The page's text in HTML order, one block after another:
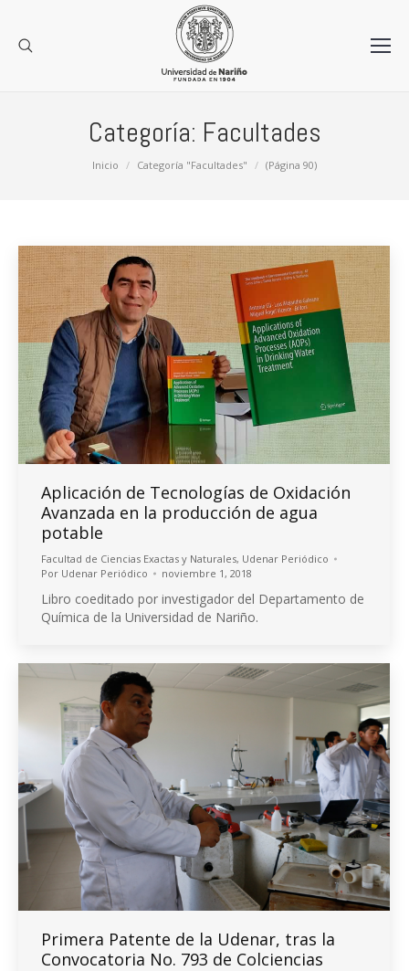
Categoría: Facultades
Inicio Categoría "Facultades" (Página 90)
Aplicación de Tecnologías de Oxidación
Avanzada en la producción de agua
potable
Facultad de Ciencias Exactas y Naturales, Udenar Periódico
Por Udenar Periódico noviembre 1, 2018
Libro coeditado por investigador del Departamento de
Química de la Universidad de Nariño.
Primera Patente de la Udenar, tras la
Convocatoria No. 793 de Colciencias